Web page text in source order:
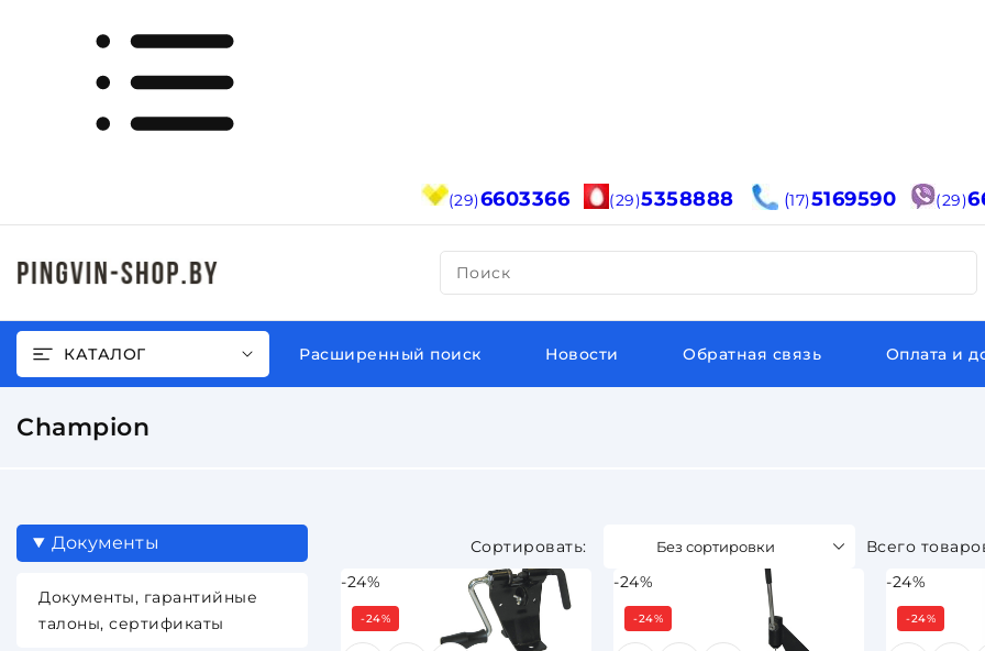
(29)6603366 (29)5358888 (17)5169590 (29)
Поиск
КАТАЛОГ Расширенный поиск Новости Обратная связь Оплата и
Champion
Документы
Документы, гарантийные
талоны, сертификаты
Без сортировки Всего
-24%
-24%
-24%
-24%
-24%
-24%